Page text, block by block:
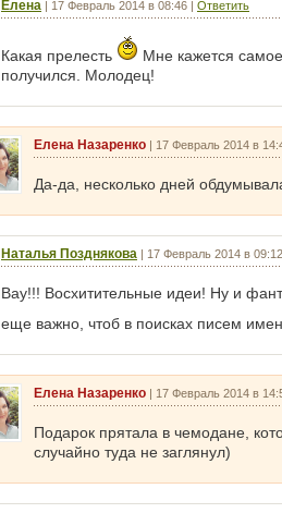
Елена | 17 Февраль 2014 в 08:46 | Ответить
Какая прелесть
Мне кажется
получился. Молодец!
Елена Назаренко | 17 Февраль 2014 в
Да-да, несколько дней
Наталья Позднякова | 17 Февраль 2014 в 09:12
Вау!!! Восхитительные идеи! Ну и
еще важно, чтоб в поисках писем
Елена Назаренко | 17 Февраль 2014 в
Подарок прятала в чемодане,
случайно туда не заглянул)